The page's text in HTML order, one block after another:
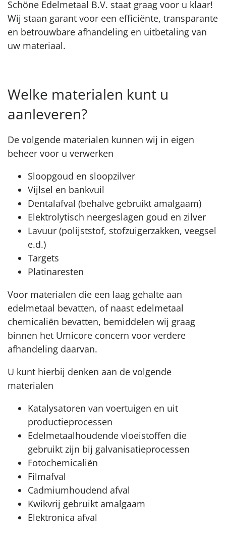
Schöne Edelmetaal B.V. staat graag voor u klaar!
Wij staan garant voor een efficiënte, transparante
en betrouwbare afhandeling en uitbetaling van
uw materiaal.
Welke materialen kunt u
aanleveren?
De volgende materialen kunnen wij in eigen
beheer voor u verwerken
Sloopgoud en sloopzilver
Vijlsel en bankvuil
Dentalafval (behalve gebruikt amalgaam)
Elektrolytisch neergeslagen goud en zilver
Lavuur (polijststof, stofzuigerzakken, veegsel
e.d.)
Targets
Platinaresten
Voor materialen die een laag gehalte aan
edelmetaal bevatten, of naast edelmetaal
chemicaliën bevatten, bemiddelen wij graag
binnen het Umicore concern voor verdere
afhandeling daarvan.
U kunt hierbij denken aan de volgende
materialen
Katalysatoren van voertuigen en uit
productieprocessen
Edelmetaalhoudende vloeistoffen die
gebruikt zijn bij galvanisatieprocessen
Fotochemicaliën
Filmafval
Cadmiumhoudend afval
Kwikvrij gebruikt amalgaam
Elektronica afval